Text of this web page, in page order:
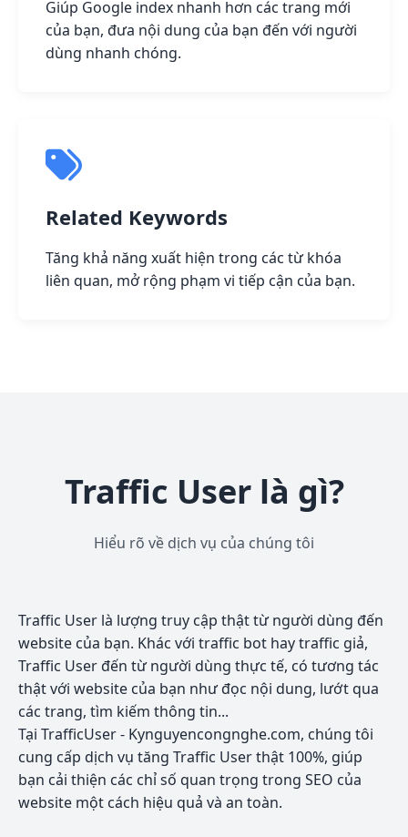
Giúp Google index nhanh hơn các trang mới
của bạn, đưa nội dung của bạn đến với người
dùng nhanh chóng.
Related Keywords
Tăng khả năng xuất hiện trong các từ khóa
liên quan, mở rộng phạm vi tiếp cận của bạn.
Traffic User là gì?
Hiểu rõ về dịch vụ của chúng tôi
Traffic User là lượng truy cập thật từ người dùng đến
website của bạn. Khác với traffic bot hay traffic giả,
Traffic User đến từ người dùng thực tế, có tương tác
thật với website của bạn như đọc nội dung, lướt qua
các trang, tìm kiếm thông tin...
Tại TrafficUser - Kynguyencongnghe.com, chúng tôi
cung cấp dịch vụ tăng Traffic User thật 100%, giúp
bạn cải thiện các chỉ số quan trọng trong SEO của
website một cách hiệu quả và an toàn.